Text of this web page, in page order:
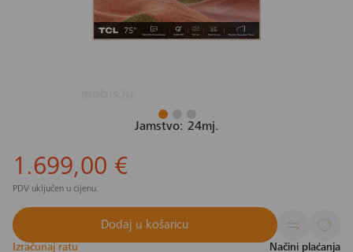
Jamstvo: 24mj.
1.699,00 €
PDV uključen u cijenu.
Dodaj u košaricu
Izračunaj ratu
Načini plaćanja